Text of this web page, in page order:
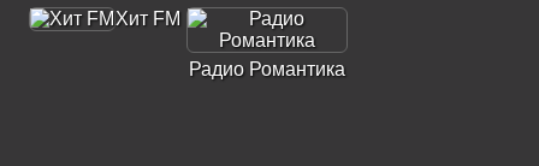
Хит FM
Радио Романтика